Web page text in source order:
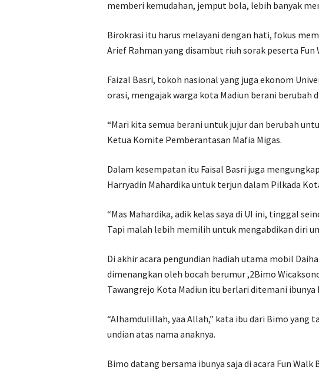
memberi kemudahan, jemput bola, lebih banyak
Birokrasi itu harus melayani dengan hati, fokus
Arief Rahman yang disambut riuh sorak peserta Fun
Faizal Basri, tokoh nasional yang juga ekonom
orasi, mengajak warga kota Madiun berani berubah
“Mari kita semua berani untuk jujur dan berubah
Ketua Komite Pemberantasan Mafia Migas.
Dalam kesempatan itu Faisal Basri juga
Harryadin Mahardika untuk terjun dalam Pilkada
“Mas Mahardika, adik kelas saya di UI ini, tinggal
Tapi malah lebih memilih untuk mengabdikan diri
Di akhir acara pengundian hadiah utama mobil
dimenangkan oleh bocah berumur ,2Bimo
Tawangrejo Kota Madiun itu berlari ditemani ibunya
“Alhamdulillah, yaa Allah,” kata ibu dari Bimo yang
undian atas nama anaknya.
Bimo datang bersama ibunya saja di acara Fun